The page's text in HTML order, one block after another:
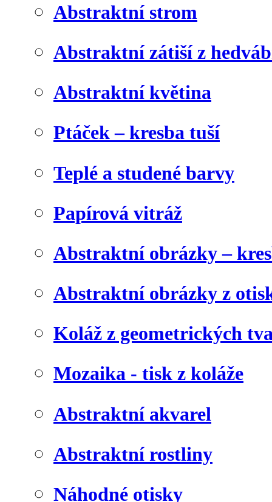
Abstraktní strom
Abstraktní zátiší z
Abstraktní květina
Ptáček – kresba tuší
Teplé a studené barvy
Papírová vitráž
Abstraktní obrázky –
Abstraktní obrázky z
Koláž z geometrických
Mozaika - tisk z koláže
Abstraktní akvarel
Abstraktní rostliny
Náhodné otisky